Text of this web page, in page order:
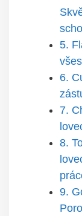
5.
6.
7.
8.
9.